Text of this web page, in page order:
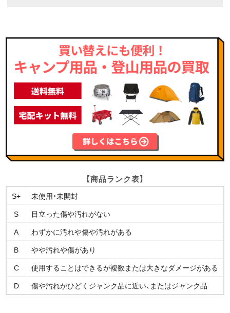
【商品ランク表】
S+
未使用・未開封
S
目立った傷や汚れがない
A
わずかに汚れや傷や汚れがある
B
やや汚れや傷があり
C
使用することはできるが複数または大きなダメージがある
D
傷や汚れがひどくジャンク品に近い、またはジャンク品